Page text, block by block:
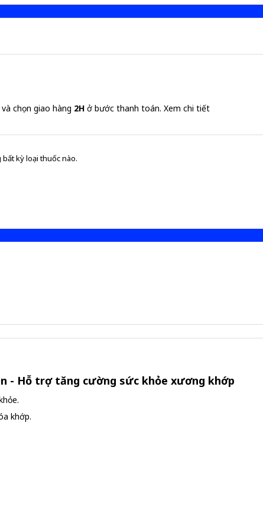
chọn giao hàng 2H ở bước thanh toán. Xem chi tiết
kỳ loại thuốc nào.
- Hỗ trợ tăng cường sức khỏe xương khớp
khớp.